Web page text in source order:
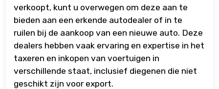
verkoopt, kunt u overwegen om deze aan te
bieden aan een erkende autodealer of in te
ruilen bij de aankoop van een nieuwe auto. Deze
dealers hebben vaak ervaring en expertise in het
taxeren en inkopen van voertuigen in
verschillende staat, inclusief diegenen die niet
geschikt zijn voor export.